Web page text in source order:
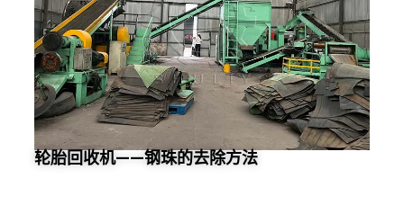
轮胎回收机——钢珠的去除方法